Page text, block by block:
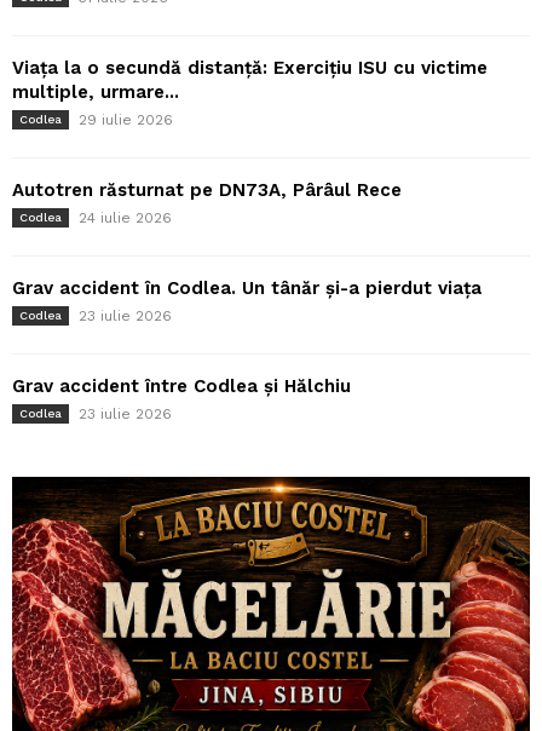
Viața la o secundă distanță: Exercițiu ISU cu victime
multiple, urmare...
Codlea 29 iulie 2026
Autotren răsturnat pe DN73A, Pârâul Rece
Codlea 24 iulie 2026
Grav accident în Codlea. Un tânăr și-a pierdut viața
Codlea 23 iulie 2026
Grav accident între Codlea și Hălchiu
Codlea 23 iulie 2026